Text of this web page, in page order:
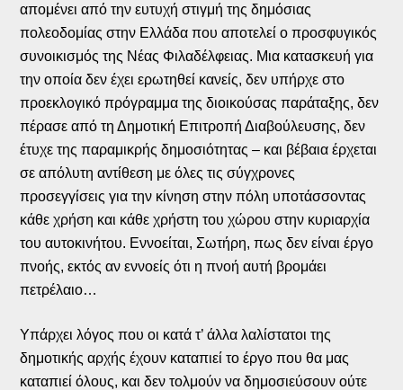
απομένει από την ευτυχή στιγμή της δημόσιας
πολεοδομίας στην Ελλάδα που αποτελεί ο προσφυγικός
συνοικισμός της Νέας Φιλαδέλφειας. Μια κατασκευή για
την οποία δεν έχει ερωτηθεί κανείς, δεν υπήρχε στο
προεκλογικό πρόγραμμα της διοικούσας παράταξης, δεν
πέρασε από τη Δημοτική Επιτροπή Διαβούλευσης, δεν
έτυχε της παραμικρής δημοσιότητας – και βέβαια έρχεται
σε απόλυτη αντίθεση με όλες τις σύγχρονες
προσεγγίσεις για την κίνηση στην πόλη υποτάσσοντας
κάθε χρήση και κάθε χρήστη του χώρου στην κυριαρχία
του αυτοκινήτου. Εννοείται, Σωτήρη, πως δεν είναι έργο
πνοής, εκτός αν εννοείς ότι η πνοή αυτή βρομάει
πετρέλαιο…
Υπάρχει λόγος που οι κατά τ’ άλλα λαλίστατοι της
δημοτικής αρχής έχουν καταπιεί το έργο που θα μας
καταπιεί όλους, και δεν τολμούν να δημοσιεύσουν ούτε